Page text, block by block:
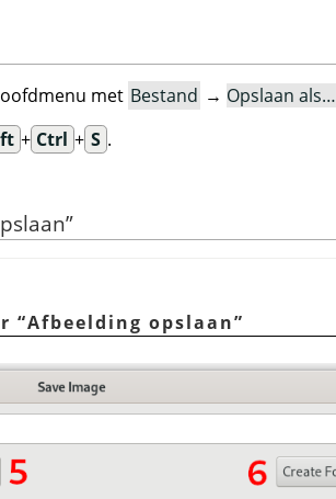
met Bestand → Opslaan als…
+ Ctrl + S .
”
“Afbeelding opslaan”